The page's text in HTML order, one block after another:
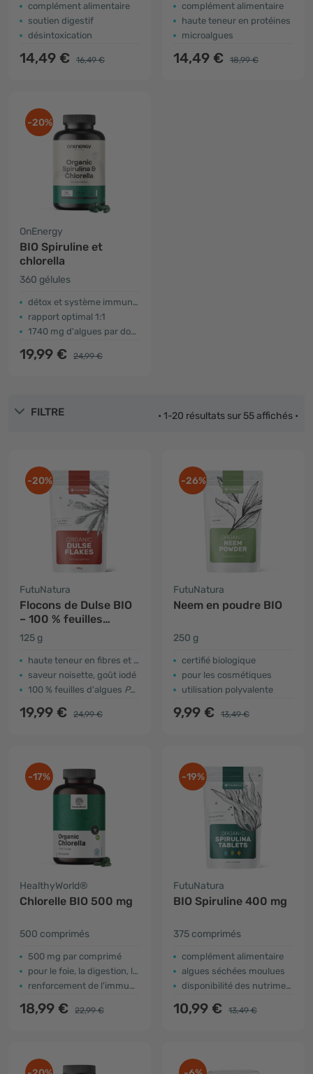
complément alimentaire
soutien digestif
désintoxication
14,49 € 16,49 €
complément alimentaire
haute teneur en protéines
microalgues
14,49 € 18,99 €
-20%
OnEnergy
BIO Spiruline et
chlorella
360 gélules
détox et système immunitaire
rapport optimal 1:1
1740 mg d'algues par dose
19,99 € 24,99 €
FILTRE • 1-20 résultats sur 55 affichés •
-20%
FutuNatura
Flocons de Dulse BIO
– 100 % feuilles
d'algues dulse
125 g
haute teneur en fibres et en protéines
saveur noisette, goût iodé
100 % feuilles d'algues Palmaria palmata
19,99 € 24,99 €
-26%
FutuNatura
Neem en poudre BIO
250 g
certifié biologique
pour les cosmétiques
utilisation polyvalente
9,99 € 13,49 €
-17%
HealthyWorld®
Chlorelle BIO 500 mg
500 comprimés
500 mg par comprimé
pour le foie, la digestion, la détox
renforcement de l'immunité
18,99 € 22,99 €
-19%
FutuNatura
BIO Spiruline 400 mg
375 comprimés
complément alimentaire
algues séchées moulues
disponibilité des nutriments (broken cell)
10,99 € 13,49 €